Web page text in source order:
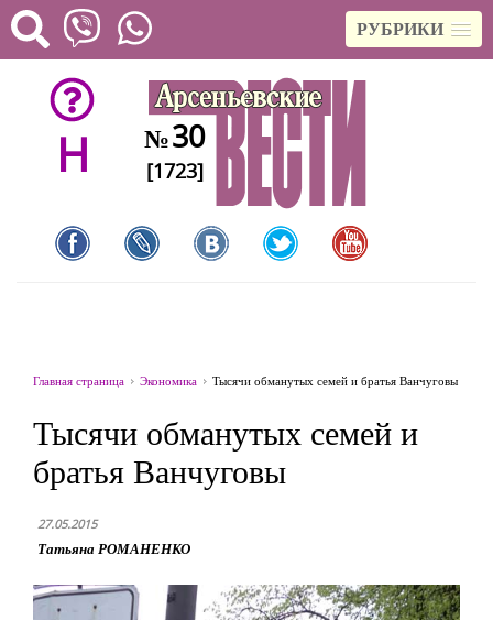
РУБРИКИ
H №30
[1723]
Главная страница Экономика Тысячи обманутых семей и братья Ванчуговы
Тысячи обманутых семей и
братья Ванчуговы
27.05.2015
Татьяна РОМАНЕНКО